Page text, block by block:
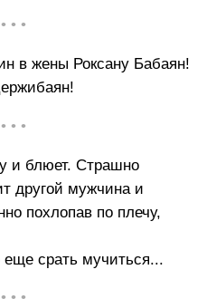
• • •
в жены Роксану Бабаян!
• • •
и блюет. Страшно
другой мужчина и
похлопав по плечу,
срать мучиться...
• • •